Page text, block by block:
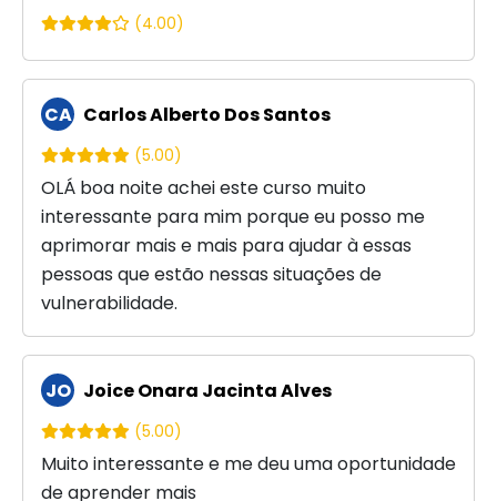
(4.00)
CA Carlos Alberto Dos Santos
(5.00)
OLÁ boa noite achei este curso muito
interessante para mim porque eu posso me
aprimorar mais e mais para ajudar à essas
pessoas que estão nessas situações de
vulnerabilidade.
JO Joice Onara Jacinta Alves
(5.00)
Muito interessante e me deu uma oportunidade
de aprender mais